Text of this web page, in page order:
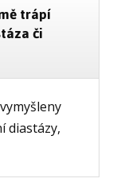
trápí
či
diastázy,